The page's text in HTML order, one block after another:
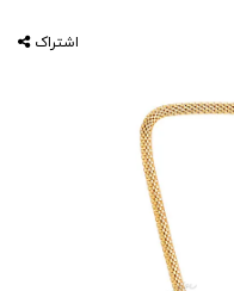
اشتراک